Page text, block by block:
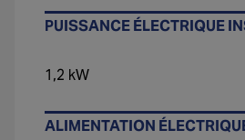
PUISSANCE ÉLECTRIQUE
1,2 kW
ALIMENTATION